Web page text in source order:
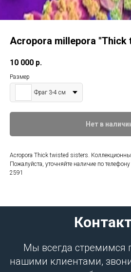
Acropora millepora
10 000 р.
Размер
Фраг 3-4 см
Нет в
Acropora Thick twisted sisters.
Пожалуйста, уточняйте наличие по
2591
Мы всегда стремимся
нашими клиентами,